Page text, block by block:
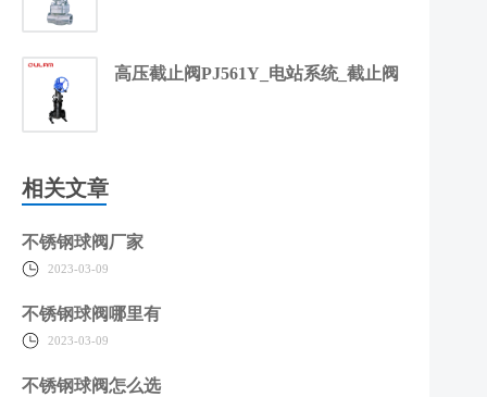
高压截止阀PJ561Y_电站系统_截止阀
相关文章
不锈钢球阀厂家
2023-03-09
不锈钢球阀哪里有
2023-03-09
不锈钢球阀怎么选